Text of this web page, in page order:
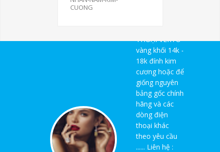
CUONG
THOẠI VERTU
vàng khối 14k -
18k đính kim
cương hoặc để
giống nguyên
bảng gốc chính
hãng và các
dòng điện
thoại khác
theo yêu cầu
...... Liên hệ :